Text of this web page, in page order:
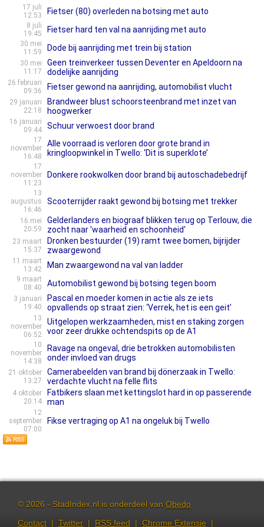
17 juli
12:53
Fietser (80) overleden na botsing met auto
8 juli
19:45
Fietser hard ten val na aanrijding met auto
30 mei
11:59
Dode bij aanrijding met trein bij station
30 mei
11:17
Geen treinverkeer tussen Deventer en Apeldoorn na
dodelijke aanrijding
26 februari
09:36
Fietser gewond na aanrijding, automobilist vlucht
29 januari
22:18
Brandweer blust schoorsteenbrand met inzet van
hoogwerker
16 januari
09:44
Schuur verwoest door brand
17
november
16:48
Alle voorraad is verloren door grote brand in
kringloopwinkel in Twello: ‘Dit is superklote’
17
november
11:23
Donkere rookwolken door brand bij autoschadebedrijf
13
augustus
16:46
Scooterrijder raakt gewond bij botsing met trekker
16 mei
20:59
Gelderlanders en biograaf blikken terug op Terlouw, die
zocht naar 'waarheid en schoonheid'
23 maart
15:37
Dronken bestuurder (19) ramt twee bomen, bijrijder
zwaargewond
11 maart
13:42
Man zwaargewond na val van ladder
9 maart
08:40
Automobilist gewond bij botsing tegen boom
3 januari
19:40
Pascal en moeder komen in actie als ze iets
opvallends op straat zien: ‘Verrek, het is een geit’
13
november
06:52
Uitgelopen werkzaamheden, mist en staking zorgen
voor zeer drukke ochtendspits op de A1
10
november
14:38
Ravage na ongeval, drie betrokken automobilisten
onder invloed van drugs
21 oktober
13:27
Camerabeelden van brand bij dönerzaak in Twello:
verdachte vlucht na felle flits
4 oktober
20:14
Fatbikers slaan met kettingslot hard in op passerende
man
12
september
07:00
Fikse vertraging op A1 na ongeluk bij Twello
© 2026 - StadIndex.nl is onderdeel van Obedo
Contact | Twitter | RSS feed | Chrome Extensie |